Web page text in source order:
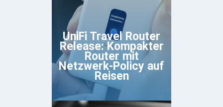
UniFi Travel Router
Release: Kompakter
Router mit
Netzwerk-Policy auf
Reisen